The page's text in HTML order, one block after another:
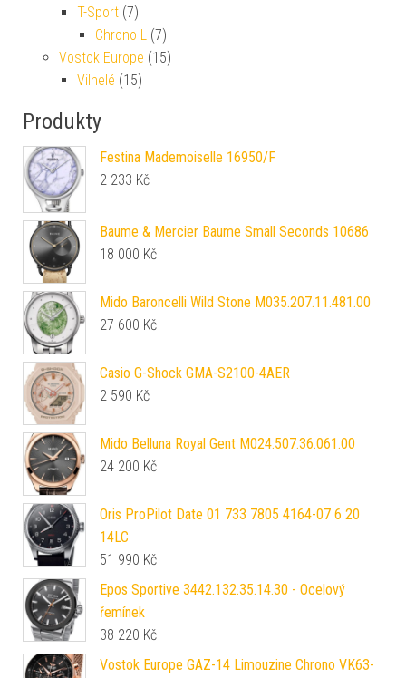
T-Sport (7)
Chrono L (7)
Vostok Europe (15)
Vilnelé (15)
Produkty
Festina Mademoiselle 16950/F
2 233 Kč
Baume & Mercier Baume Small Seconds 10686
18 000 Kč
Mido Baroncelli Wild Stone M035.207.11.481.00
27 600 Kč
Casio G-Shock GMA-S2100-4AER
2 590 Kč
Mido Belluna Royal Gent M024.507.36.061.00
24 200 Kč
Oris ProPilot Date 01 733 7805 4164-07 6 20
14LC
51 990 Kč
Epos Sportive 3442.132.35.14.30 - Ocelový
řemínek
38 220 Kč
Vostok Europe GAZ-14 Limouzine Chrono VK63-